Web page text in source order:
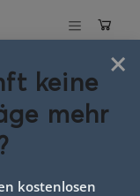
×
keine
mehr
kostenlosen